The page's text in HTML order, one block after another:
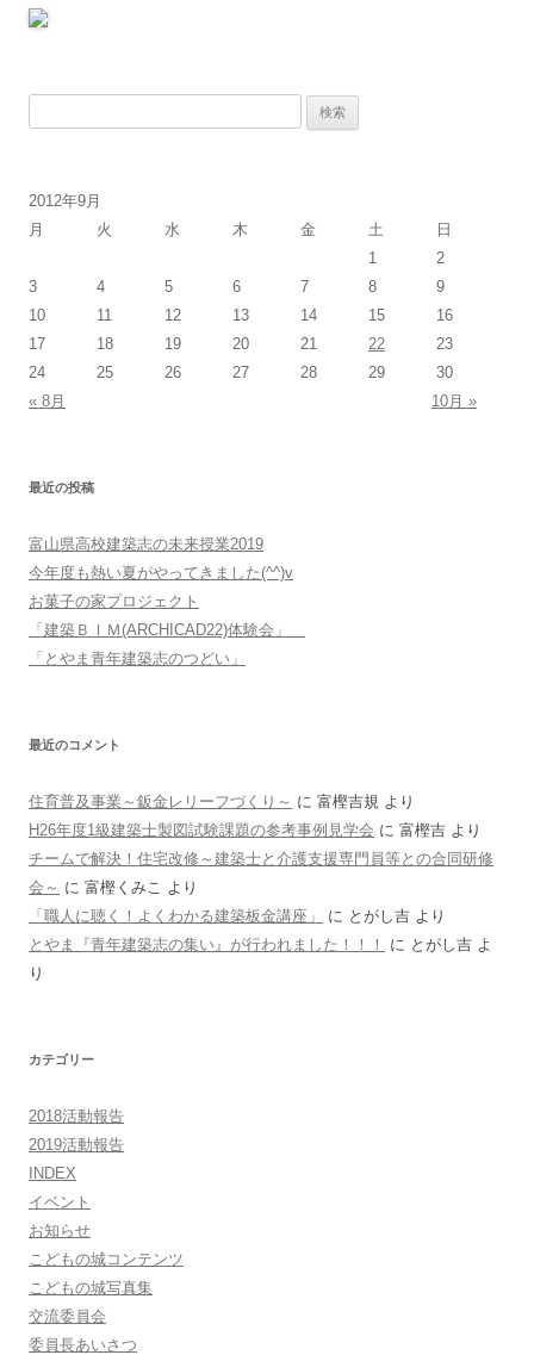
2012年9月
月
火 水 木 金 土
日
1
2
3
4 5 6 7 8
9
10
11 12 13 14 15
16
17
18 19 20 21 22
23
24
25 26 27 28 29
30
« 8月
10月 »
最近の投稿
富山県高校建築志の未来授業2019
今年度も熱い夏がやってきました(^^)v
お菓子の家プロジェクト
「建築ＢＩＭ(ARCHICAD22)体験会」
「とやま青年建築志のつどい」
最近のコメント
住育普及事業～鈑金レリーフづくり～ に 富樫吉規 より
H26年度1級建築士製図試験課題の参考事例見学会 に 富樫吉 より
チームで解決！住宅改修～建築士と介護支援専門員等との合同研修
会～ に 富樫くみこ より
「職人に聴く！よくわかる建築板金講座」
に とがし吉 より
とやま『青年建築志の集い』が行われました！！！
に とがし吉 よ
り
カテゴリー
2018活動報告
2019活動報告
INDEX
イベント
お知らせ
こどもの城コンテンツ
こどもの城写真集
交流委員会
委員長あいさつ